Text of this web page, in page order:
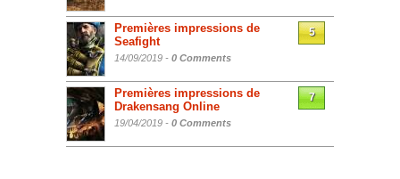
Premières impressions de
Seafight
14/09/2019 - 0 Comments
5
Premières impressions de
Drakensang Online
19/04/2019 - 0 Comments
7